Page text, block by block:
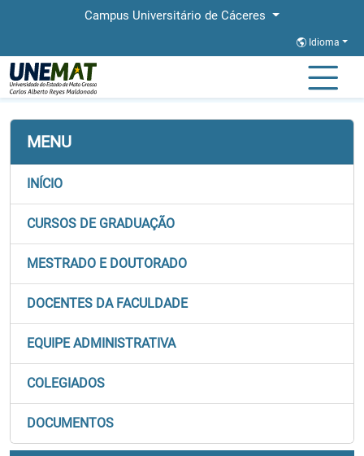
Campus Universitário de Cáceres
Idioma
Página Inicial
MENU
INÍCIO
CURSOS DE GRADUAÇÃO
MESTRADO E DOUTORADO
DOCENTES DA FACULDADE
EQUIPE ADMINISTRATIVA
COLEGIADOS
DOCUMENTOS